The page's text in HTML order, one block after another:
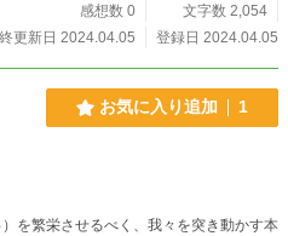
感想数 0
文字数 2,054
更新日 2024.04.05
登録日 2024.04.05
お気に入り追加 1
を繁栄させるべく、我々を突き動かす本